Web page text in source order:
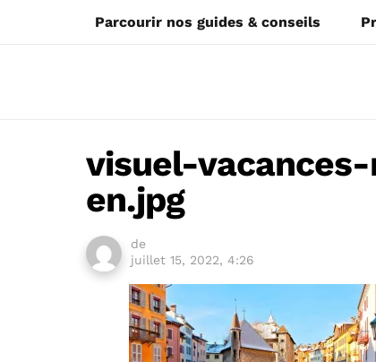
Parcourir nos guides & conseils
visuel-
en.jpg
de
juillet 15, 2022, 4:26